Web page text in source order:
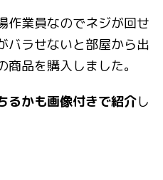
作業員なのでネジが回せ
バラせないと部屋から出
品を購入しました。
るかも画像付きで紹介し